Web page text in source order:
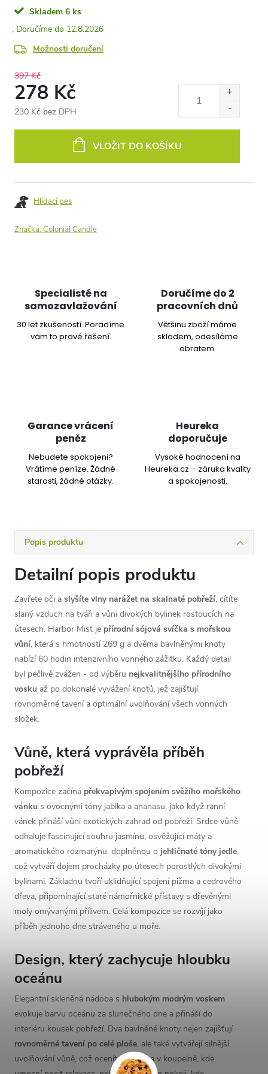
Skladem 6 ks
12.8.2026
Možnosti doručení
397 Kč
278 Kč
230 Kč bez DPH
VLOŽIT DO KOŠÍKU
Hlídací pes
Značka:Colonial Candle
Specialisté na
samozavlažování
30 let zkušeností. Poradíme
vám to pravé řešení.
Doručíme do 2
pracovních dnů
Většinu zboží máme
skladem, odesíláme
obratem.
Garance vrácení
peněz
Nebudete spokojeni?
Vrátíme peníze. Žádné
starosti, žádné otázky.
Heureka
doporučuje
Vysoké hodnocení na
Heureka.cz – záruka kvality
a spokojenosti.
Popis produktu
Detailní popis produktu
Zavřete oči a slyšíte vlny narážet na skalnaté pobřeží, cítíte
slaný vzduch na tváři a vůni divokých bylinek rostoucích na
útesech. Harbor Mist je přírodní sójová svíčka s mořskou
vůní, která s hmotností 269 g a dvěma bavlněnými knoty
nabízí 60 hodin intenzivního vonného zážitku. Každý detail
byl pečlivě zvážen - od výběru nejkvalitnějšího přírodního
vosku až po dokonalé vyvážení knotů, jež zajišťují
rovnoměrné tavení a optimální uvolňování všech vonných
složek.
Vůně, která vyprávěla příběh
pobřeží
Kompozice začíná překvapivým spojením svěžího mořského
vánku s ovocnými tóny jablka a ananasu, jako když ranní
vánek přináší vůni exotických zahrad od pobřeží. Srdce vůně
odhaluje fascinující souhru jasmínu, osvěžující máty a
aromatického rozmarýnu, doplněnou o jehličnaté tóny jedle,
což vytváří dojem procházky po útesech porostlých divokými
bylinami. Základnu tvoří uklidňující spojení pižma a cedrového
dřeva, připomínající staré námořnické přístavy s dřevěnými
moly omývanými přílivem. Celá kompozice se rozvíjí jako
příběh jednoho dne stráveného u moře.
Design, který zachycuje hloubku
oceánu
Elegantní skleněná nádoba s hlubokým modrým voskem
evokuje barvu oceánu za slunečného dne a přináší do
interiéru kousek pobřeží. Dva bavlněné knoty nejen zajišťují
rovnoměrné tavení po celé ploše, ale také vytvářejí silnější
uvolňování vůně, což oceníte zejména v koupelně, kde